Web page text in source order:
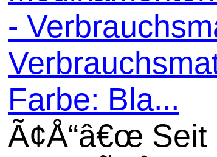
-
Farbe: Bla...
Ã¢Å“â€œ Seit